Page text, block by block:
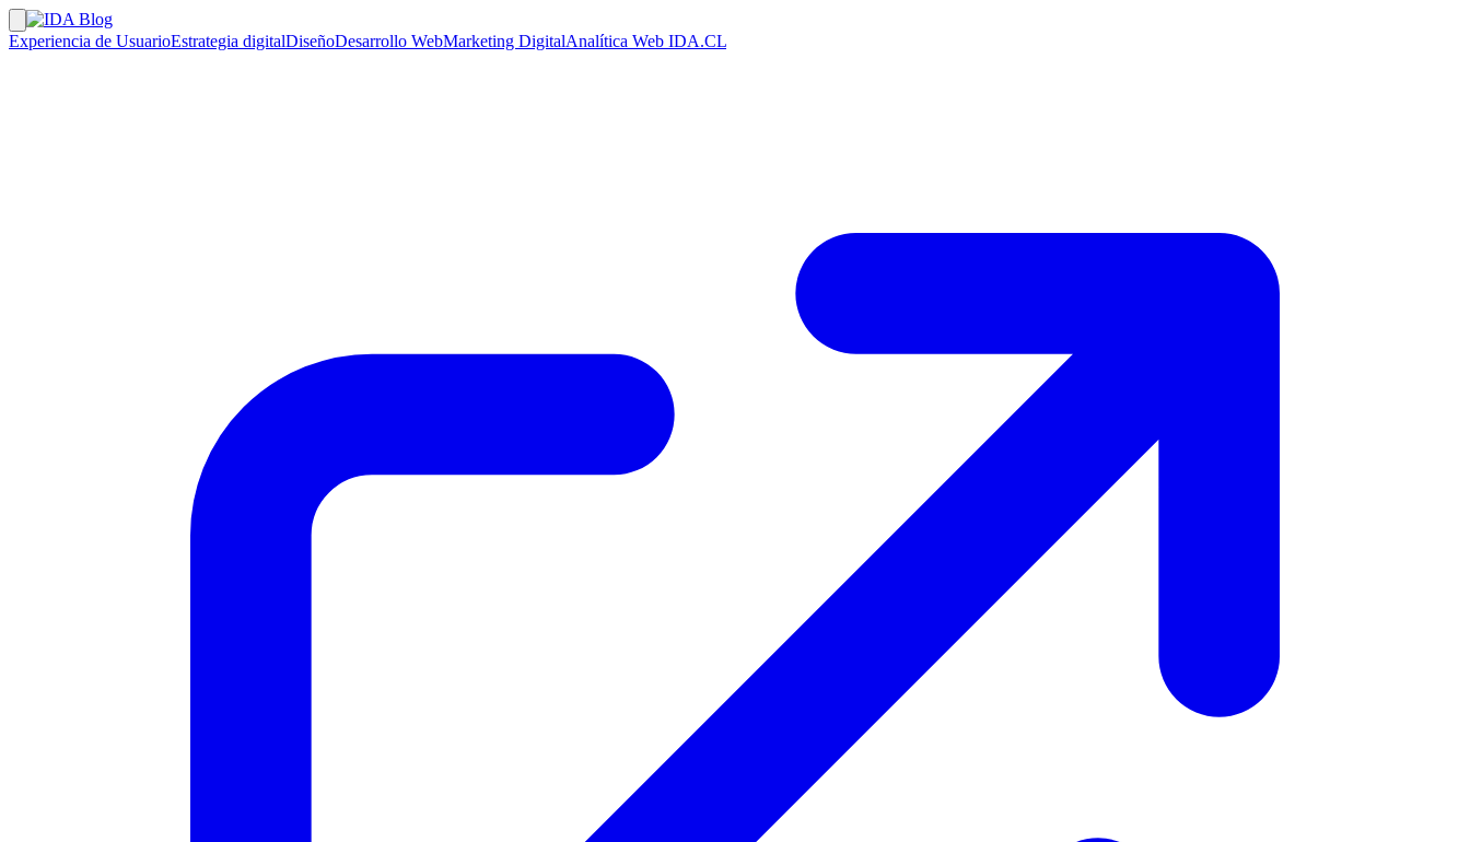
Experiencia de UsuarioEstrategia digitalDiseñoDesarrollo WebMarketing DigitalAnalítica Web IDA.CL